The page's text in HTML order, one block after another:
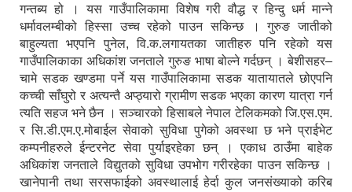
गन्तब्य हो । यस गाउँपालिकामा विशेष गरी वौद्ध र हिन्दु धर्म मान्ने
धर्मावलम्बीको हिस्सा उच्च रहेको पाउन सकिन्छ । गुरुङ जातीको
बाहुल्यता भएपनि पुनेल, वि.क.लगायतका जातीहरु पनि रहेको यस
गाउँपालिकाका अधिकांश जनताले गुरुङ भाषा बोल्ने गर्दछन् । बेशीसहर–
चामे सडक खण्डमा पर्ने यस गाउँपालिकामा सडक यातायातले छोएपनि
कच्ची साँघुरो र अत्यन्तै अप्ठ्यारो ग्रामीण सडक भएका कारण यात्रा गर्न
त्यति सहज भने छैन । सञ्चारको हिसाबले नेपाल टेलिकमको जि.एस.एम.
र सि.डी.एम.ए.मोबाईल सेवाको सुविधा पुगेको अवस्था छ भने प्राईभेट
कम्पनीहरुले ईन्टरनेट सेवा पुर्याइरहेका छन् । एकाध ठाउँमा बाहेक
अधिकांश जनताले विद्युतको सुविधा उपभोग गरीरहेका पाउन सकिन्छ ।
खानेपानी तथा सरसफाईको अवस्थालाई हेर्दा कुल जनसंख्याको करिब